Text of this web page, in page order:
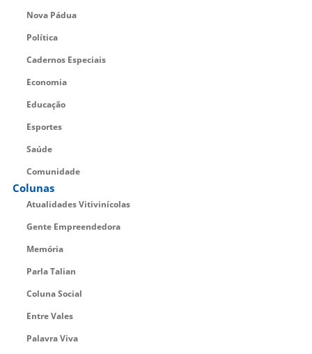
Nova Pádua
Política
Cadernos Especiais
Economia
Educação
Esportes
Saúde
Comunidade
Colunas
Atualidades Vitivinícolas
Gente Empreendedora
Memória
Parla Talian
Coluna Social
Entre Vales
Palavra Viva